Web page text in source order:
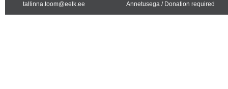
tallinna.toom@eelk.ee
Annetusega / Donation required